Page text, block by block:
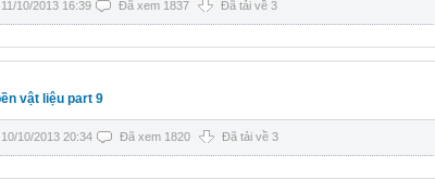
10/2013 16:39 Đã xem 1837 Đã tải về 3
vật liệu part 9
10/2013 20:34 Đã xem 1820 Đã tải về 3